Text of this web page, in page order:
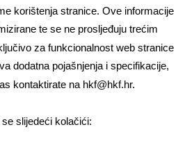
NA
REGISTRACIJU I
preporučenom
korištenja stranice. Ove informacije
te se ne prosljeđuju trećim
za funkcionalnost web stranice
dodatna pojašnjenja i specifikacije,
kontaktirate na hkf@hkf.hr.
slijedeći kolačići: